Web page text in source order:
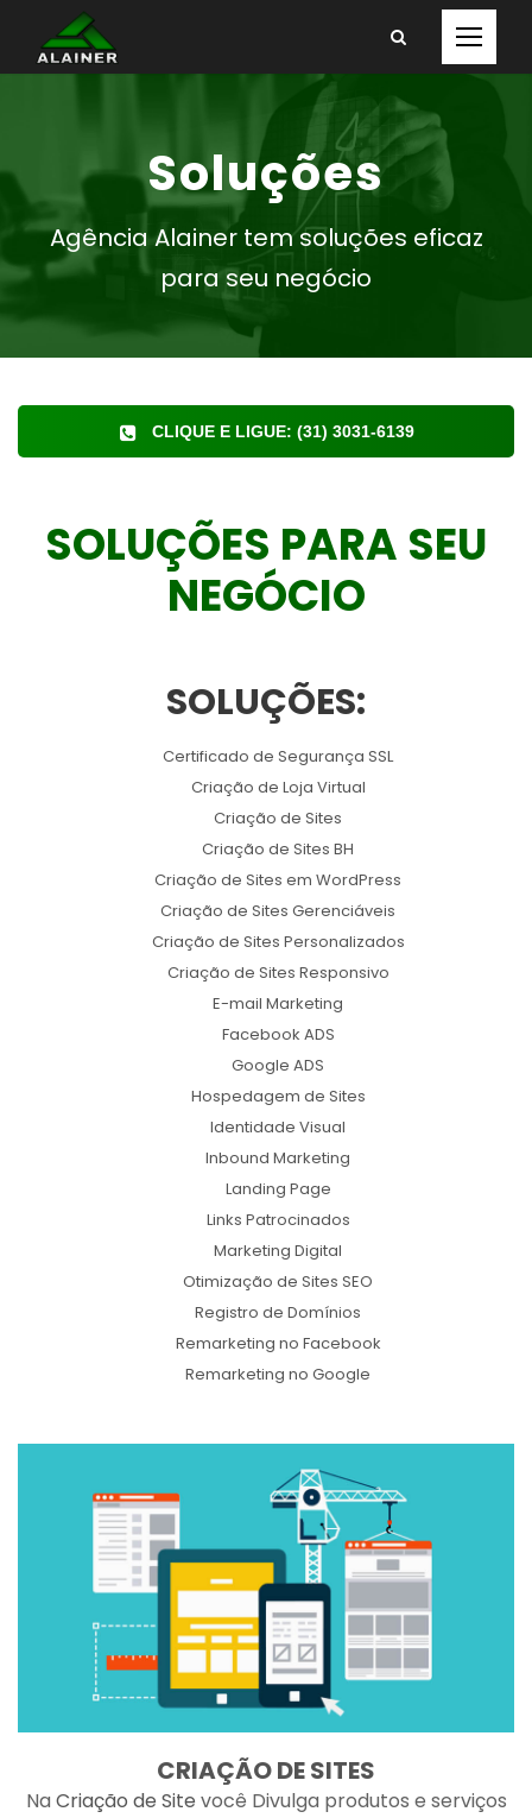
Soluções
Agência Alainer tem soluções eficaz
para seu negócio
CLIQUE E LIGUE: (31) 3031-6139
SOLUÇÕES PARA SEU
NEGÓCIO
SOLUÇÕES:
Certificado de Segurança SSL
Criação de Loja Virtual
Criação de Sites
Criação de Sites BH
Criação de Sites em WordPress
Criação de Sites Gerenciáveis
Criação de Sites Personalizados
Criação de Sites Responsivo
E-mail Marketing
Facebook ADS
Google ADS
Hospedagem de Sites
Identidade Visual
Inbound Marketing
Landing Page
Links Patrocinados
Marketing Digital
Otimização de Sites SEO
Registro de Domínios
Remarketing no Facebook
Remarketing no Google
CRIAÇÃO DE SITES
Na Criação de Site você Divulga produtos e serviços